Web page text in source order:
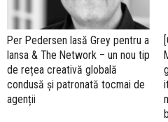
Per Pedersen lasă Grey pentru a
lansa & The Network – un nou tip
de rețea creativă globală
condusă și patronată tocmai de
agenții